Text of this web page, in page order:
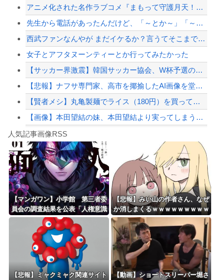
被災地・熊本、泥酔者の通報が止まらず県警が異例のお願い
被災地・熊本、泥酔者の通報が止まらず県警が異例のお願い
韓国警察、大韓サッカー協会を家宅捜索 代表監督選考巡り
【緊急速報】NYで警官が黒人男性の首を絞め、暴動第二波不可避へ
Powered by livedoor 相互RSS
アニメ化された名作ラブコメ『まもって守護月天！』が「全巻99円」の激安セール開催...
先生から電話があったんだけど、「～とか～」「～とか考えて～」と何度も言ってたのが...
西武ファンなんやが まだイケるか？言うてそこまで深刻な状況ちゃうよな？
女子とアフタヌーンティーとか行ってみたかった
【サッカー界激震】韓国サッカー協会、W杯予選の審判に“性接待”していたことが発覚...
【悲報】ナフサ専門家、高市を揶揄したAI画像を堂々と載せる （※画像あり）
【賢者メシ】丸亀製麺でライス（180円）を買って天かす乗っけてタレをかけて食うと...
【画像】本田望結の妹、本田望結より実ってしまうｗｗｗｗｗｗｗｗ
白石「あ、あきら様……？」あきら「……白石」
8/4のニュース
日本旅行キャンセルすべきか…1万年ぶり史上最大級の火山の兆し＝韓国の反応
更新中止のお知らせ
海外「おめでとうタキ！」リヴァプール南野がバースデーゴール！！
Powered by livedoor 相互RSS
人気記事画像RSS
【マンガワン】小学館 第三者委
員会の調査結果を公表「人権意識
十分でなかった」 性加害歴ある
漫画家を別名義で起用
【悲報】みい山の作者さん、なぜ
か消しまくるｗｗｗｗｗｗｗｗｗ
ｗｗｗｗｗｗ
【悲報】ミャクミャク関連サイト
【動画】ショートスリーパー堀さ